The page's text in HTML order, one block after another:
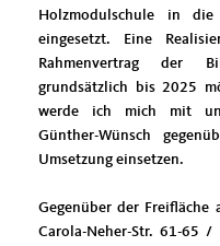
Holzmodulschule in die
eingesetzt. Eine
Rahmenvertrag der
grundsätzlich bis 2025
werde ich mich mit
Günther-Wünsch
Umsetzung einsetzen.
Gegenüber der Freifläche
Carola-Neher-Str. 61-65